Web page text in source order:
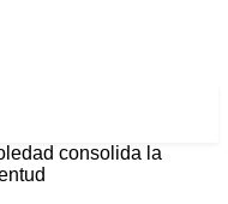
consolida la